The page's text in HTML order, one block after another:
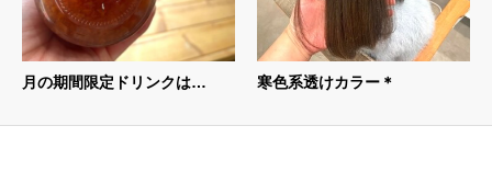
月の期間限定ドリンクは… 寒色系透けカラー＊